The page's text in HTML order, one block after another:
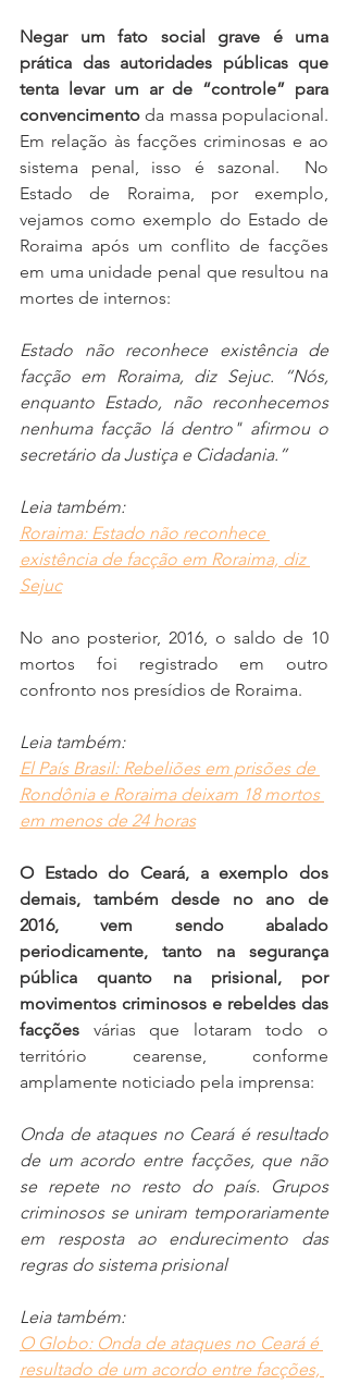
Negar um fato social grave é uma
prática das autoridades públicas que
tenta levar um ar de “controle” para
convencimento da massa populacional.
Em relação às facções criminosas e ao
sistema penal, isso é sazonal.  No
Estado de Roraima, por exemplo,
vejamos como exemplo do Estado de
Roraima após um conflito de facções
em uma unidade penal que resultou na
mortes de internos:
Estado não reconhece existência de
facção em Roraima, diz Sejuc. “Nós,
enquanto Estado, não reconhecemos
nenhuma facção lá dentro" afirmou o
secretário da Justiça e Cidadania.”
Leia também:
Roraima: Estado não reconhece
existência de facção em Roraima, diz
Sejuc
No ano posterior, 2016, o saldo de 10
mortos foi registrado em outro
confronto nos presídios de Roraima.
Leia também:
El País Brasil: Rebeliões em prisões de
Rondônia e Roraima deixam 18 mortos
em menos de 24 horas
O Estado do Ceará, a exemplo dos
demais, também desde no ano de
2016, vem sendo abalado
periodicamente, tanto na segurança
pública quanto na prisional, por
movimentos criminosos e rebeldes das
facções várias que lotaram todo o
território cearense, conforme
amplamente noticiado pela imprensa:
Onda de ataques no Ceará é resultado
de um acordo entre facções, que não
se repete no resto do país. Grupos
criminosos se uniram temporariamente
em resposta ao endurecimento das
regras do sistema prisional
Leia também:
O Globo: Onda de ataques no Ceará é
resultado de um acordo entre facções,